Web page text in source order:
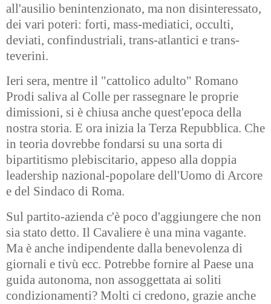
all'ausilio benintenzionato, ma non disinteressato,
dei vari poteri: forti, mass-mediatici, occulti,
deviati, confindustriali, trans-atlantici e trans-
teverini.
Ieri sera, mentre il "cattolico adulto" Romano
Prodi saliva al Colle per rassegnare le proprie
dimissioni, si è chiusa anche quest'epoca della
nostra storia. E ora inizia la Terza Repubblica. Che
in teoria dovrebbe fondarsi su una sorta di
bipartitismo plebiscitario, appeso alla doppia
leadership nazional-popolare dell'Uomo di Arcore
e del Sindaco di Roma.
Sul partito-azienda c'è poco d'aggiungere che non
sia stato detto. Il Cavaliere è una mina vagante.
Ma è anche indipendente dalla benevolenza di
giornali e tivù ecc. Potrebbe fornire al Paese una
guida autonoma, non assoggettata ai soliti
condizionamenti? Molti ci credono, grazie anche